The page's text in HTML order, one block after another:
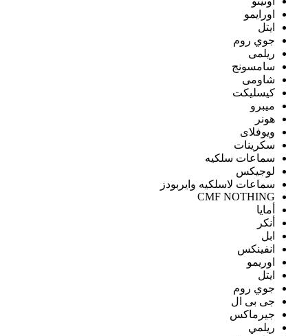
اورايمو
ايتل
جوي روم
ريلمى
سامسونج
شاومى
كيسليكت
ميبرو
هونر
ويوفلاى
سكرينات
سماعات سلكيه
لوجيكس
سماعات لاسلكيه وايربودز
CMF NOTHING
أمايا
أنكر
ابل
انفينكس
اوريمو
ايتل
جوي روم
جى بى ال
جيرماكس
ريلمي